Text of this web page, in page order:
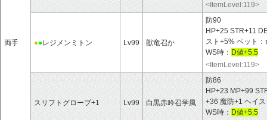
両手
<ItemLevel:119>
●●レジメンミトン Lv99 獣竜召か
防90
HP+25 STR+11
スト+5% ペット
WS時： D値+5.5
<ItemLevel:119>
スリフトグローブ+1 Lv99 白黒赤吟召学風
防86
HP+23 MP+99
+36 魔防+1 ヘイ
WS時： D値+5.5